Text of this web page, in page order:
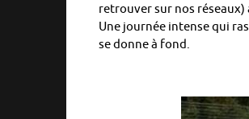
retrouver sur nos
Une journée intense qui
se donne à fond.